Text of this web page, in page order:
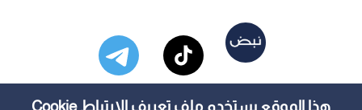
هذا الموقع يستخدم ملف تعريف الارتباط Cookie